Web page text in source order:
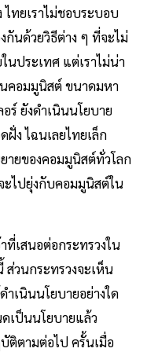
ไทยเราไม่ชอบระบอบ
กันด้วยวิธีต่าง ๆ ที่จะไม่
นประเทศ แต่เราไม่น่า
คอมมูนิสต์ ขนาดมหา
ร์ ยังดำเนินนโยบาย
ง ไฉนเลยไทยเล็ก
ายของคอมมูนิสต์ทั่วโลก
ะไปยุ่งกับคอมมูนิสต์ใน
เสนอต่อกระทรวงใน
ส่วนกระทรวงจะเห็น
เนินนโยบายอย่างใด
ดเป็นนโยบายแล้ว
ติตามต่อไป ครั้นเมื่อ